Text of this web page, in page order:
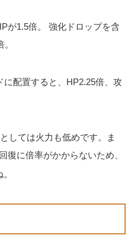
が1.5倍。 強化ドロップを含
配置すると、HP2.25倍、攻
しては火力も低めです。ま
復に倍率がかからないため、